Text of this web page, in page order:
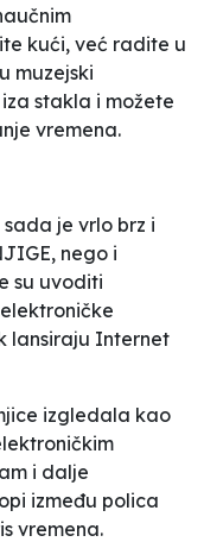
kući, već radite u
muzejski
stakla i možete
vremena.
je vrlo brz i
nego i
su uvoditi
lansiraju Internet
izgledala kao
i dalje
između polica
vremena.